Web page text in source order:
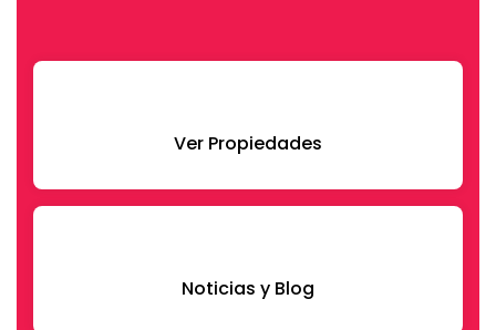
Ver Propiedades
Noticias y Blog